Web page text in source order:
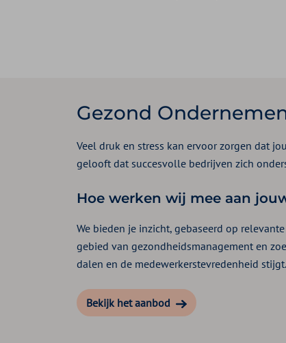
Gezond
Veel druk en stress kan ervoor zorgen dat
gelooft dat succesvolle bedrijven zich
Hoe werken wij mee aan
We bieden je inzicht, gebaseerd op
gebied van gezondheidsmanagement en
dalen en de medewerkerstevredenheid stijgt.
Bekijk het aanbod